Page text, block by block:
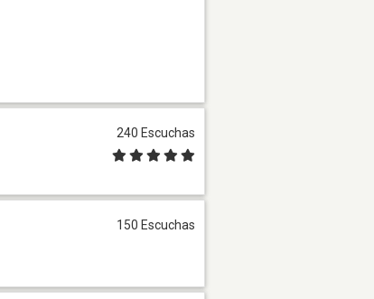
240 Escuchas
150 Escuchas